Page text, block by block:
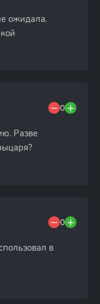
ожидала.
0
Разве
0
в